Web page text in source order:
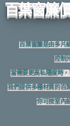
百葉窗簾
百葉窗簾是由多片
控制
當需要更高私隱度時
我們提供多種材質的百
你可按室內